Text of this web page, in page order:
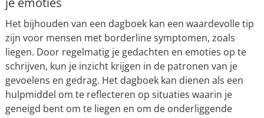
Het bijhouden van een dagboek kan een waardevolle tip
zijn voor mensen met borderline symptomen, zoals
liegen. Door regelmatig je gedachten en emoties op te
schrijven, kun je inzicht krijgen in de patronen van je
gevoelens en gedrag. Het dagboek kan dienen als een
hulpmiddel om te reflecteren op situaties waarin je
geneigd bent om te liegen en om de onderliggende